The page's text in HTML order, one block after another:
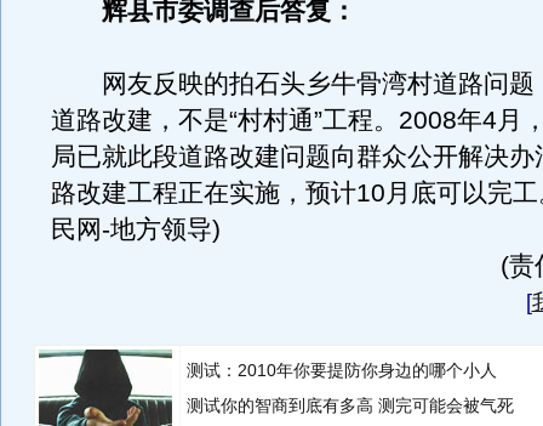
辉县市委调查后答复：
网友反映的拍石头乡牛骨湾村道路问题
道路改建，不是“村村通”工程。2008年4月
局已就此段道路改建问题向群众公开解决
路改建工程正在实施，预计10月底可以完
民网-地方领导)
(责
[
测试：2010年你要提防你身边的哪个小人
测试你的智商到底有多高 测完可能会被气死